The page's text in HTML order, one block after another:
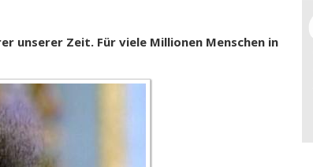
unserer Zeit. Für viele Millionen Menschen in